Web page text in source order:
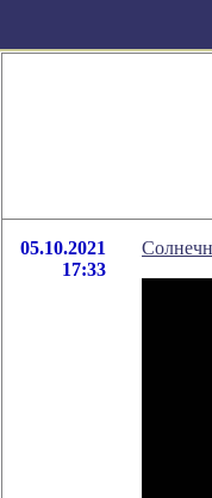
05.10.2021
17:33